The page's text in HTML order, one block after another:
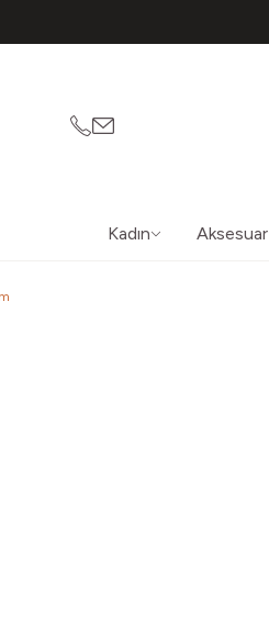
05362150565
vatkaliguve@gmail.com
Kadın Aksesuar